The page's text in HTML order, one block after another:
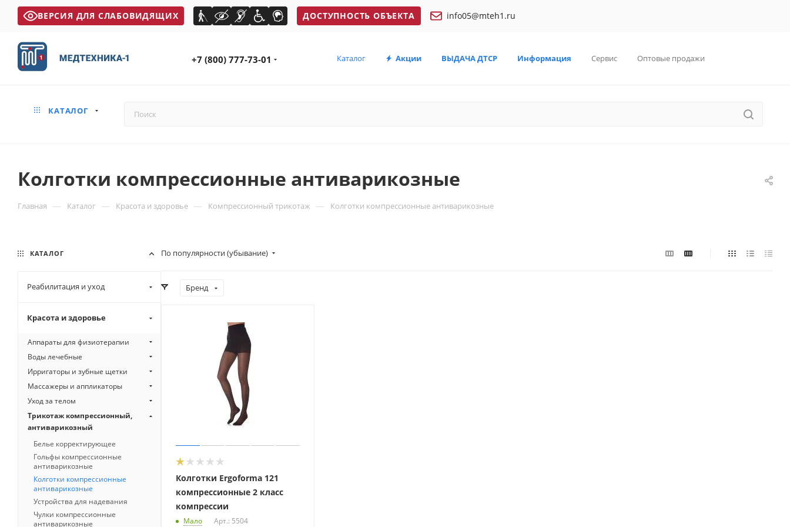
ВЕРСИЯ ДЛЯ СЛАБОВИДЯЩИХ ДОСТУПНОСТЬ ОБЪЕКТА info05@mteh1.ru
+7 (800) 777-73-01 Каталог Акции ВЫДАЧА ДТСР Информация Сервис Оптовые продажи
КАТАЛОГ
Колготки компрессионные антиварикозные
Главная — Каталог — Красота и здоровье — Компрессионный трикотаж — Колготки компрессионные антиварикозные
По популярности (убывание)
Бренд
Колготки Ergoforma 121
компрессионные 2 класс
компрессии
Мало Арт.: 5504
КАТАЛОГ
Реабилитация и уход
Красота и здоровье
Аппараты для физиотерапии
Воды лечебные
Ирригаторы и зубные щетки
Массажеры и аппликаторы
Уход за телом
Трикотаж компрессионный,
антиварикозный
Белье корректирующее
Гольфы компрессионные
антиварикозные
Колготки компрессионные
антиварикозные
Устройства для надевания
Чулки компрессионные
антиварикозные